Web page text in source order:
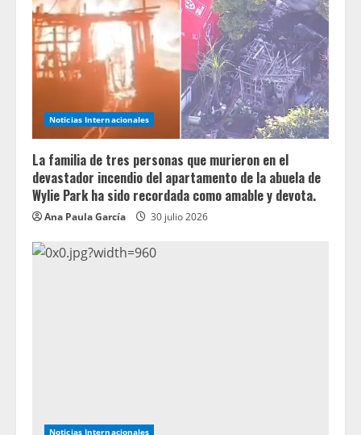
Noticias Internacionales
La familia de tres personas que murieron en el
devastador incendio del apartamento de la abuela de
Wylie Park ha sido recordada como amable y devota.
Ana Paula García 30 julio 2026
Noticias Internacionales